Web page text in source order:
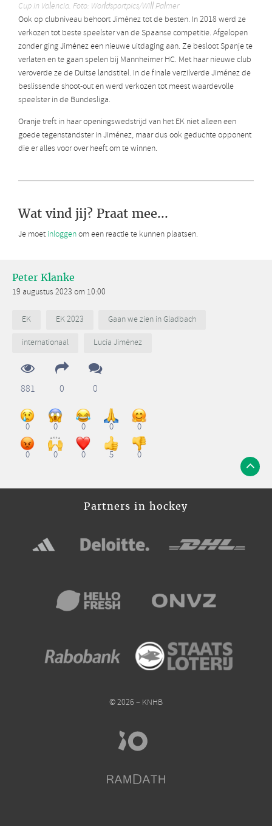
Cup in Valencia. Foto: Worldsportpics/Will Palmer
Ook op clubniveau behoort Jiménez tot de besten. In 2018 werd ze
verkozen tot beste speelster van de Spaanse competitie. Afgelopen
zonder ging Jiménez een nieuwe uitdaging aan. Ze besloot Spanje te
verlaten en te gaan spelen bij Mannheimer HC. Met haar nieuwe club
veroverde ze de Duitse landstitel. In de finale verzilverde Jiménez de
beslissende shoot-out en werd verkozen tot meest waardevolle
speelster in de Bundesliga.
Oranje treft in haar openingswedstrijd van het EK niet alleen een
goede tegenstandster in Jiménez, maar dus ook geduchte opponent
die er alles voor over heeft om te winnen.
Wat vind jij? Praat mee...
Je moet inloggenom een reactie te kunnen plaatsen.
Peter Klanke
19 augustus 2023 om 10:00
EK EK 2023
Gaan we zien in Gladbach
internationaal
Lucía Jiménez
881 0 0
0 0 0 0 0
0 0 0 5 0
Partners in hockey
© 2026 – KNHB